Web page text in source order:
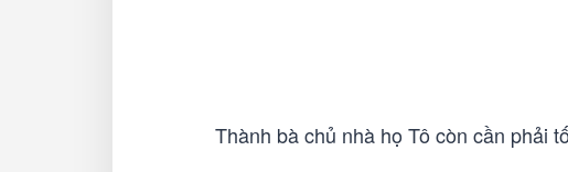
Thành bà chủ nhà họ Tô còn cần phải